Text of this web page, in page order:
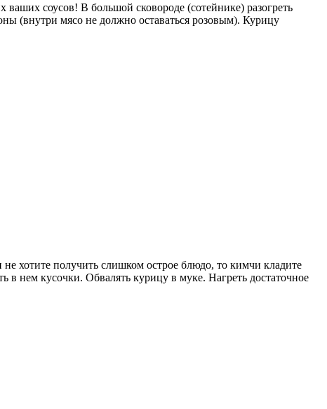
ваших соусов! В большой сковороде (сотейнике) разогреть
(внутри мясо не должно оставаться розовым). Курицу
хотите получить слишком острое блюдо, то кимчи кладите
нем кусочки. Обвалять курицу в муке. Нагреть достаточное